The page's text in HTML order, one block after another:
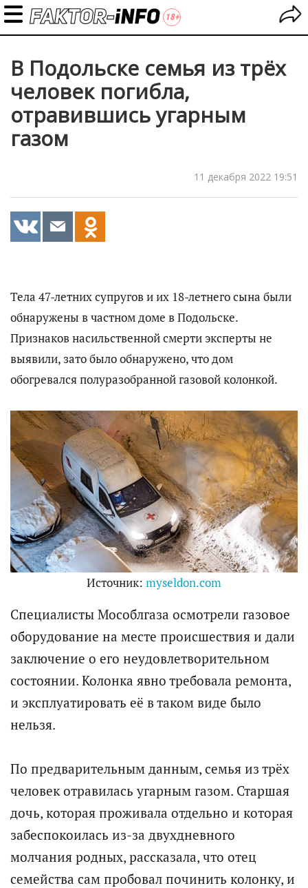
В Подольске семья из трёх
человек погибла,
отравившись угарным
газом
11 декабря 2022 19:51
Тела 47-летних супругов и их 18-летнего сына были
обнаружены в частном доме в Подольске.
Признаков насильственной смерти эксперты не
выявили, зато было обнаружено, что дом
обогревался полуразобранной газовой колонкой.
Источник: myseldon.com
Специалисты Мособлгаза осмотрели газовое
оборудование на месте происшествия и дали
заключение о его неудовлетворительном
состоянии. Колонка явно требовала ремонта,
и эксплуатировать её в таком виде было
нельзя.
По предварительным данным, семья из трёх
человек отравилась угарным газом. Старшая
дочь, которая проживала отдельно и которая
забеспокоилась из-за двухдневного
молчания родных, рассказала, что отец
семейства сам пробовал починить колонку, и